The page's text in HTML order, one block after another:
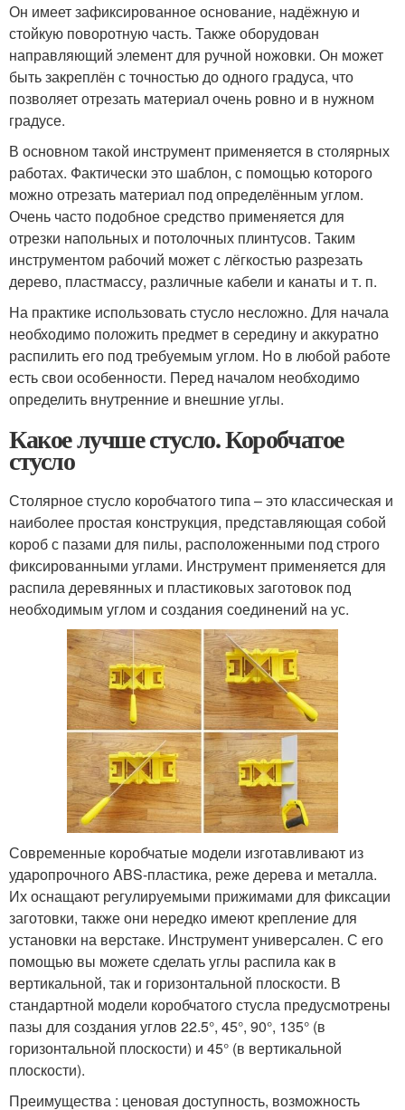
Он имеет зафиксированное основание, надёжную и
стойкую поворотную часть. Также оборудован
направляющий элемент для ручной ножовки. Он может
быть закреплён с точностью до одного градуса, что
позволяет отрезать материал очень ровно и в нужном
градусе.
В основном такой инструмент применяется в столярных
работах. Фактически это шаблон, с помощью которого
можно отрезать материал под определённым углом.
Очень часто подобное средство применяется для
отрезки напольных и потолочных плинтусов. Таким
инструментом рабочий может с лёгкостью разрезать
дерево, пластмассу, различные кабели и канаты и т. п.
На практике использовать стусло несложно. Для начала
необходимо положить предмет в середину и аккуратно
распилить его под требуемым углом. Но в любой работе
есть свои особенности. Перед началом необходимо
определить внутренние и внешние углы.
Какое лучше стусло. Коробчатое
стусло
Столярное стусло коробчатого типа – это классическая и
наиболее простая конструкция, представляющая собой
короб с пазами для пилы, расположенными под строго
фиксированными углами. Инструмент применяется для
распила деревянных и пластиковых заготовок под
необходимым углом и создания соединений на ус.
Современные коробчатые модели изготавливают из
ударопрочного ABS-пластика, реже дерева и металла.
Их оснащают регулируемыми прижимами для фиксации
заготовки, также они нередко имеют крепление для
установки на верстаке. Инструмент универсален. С его
помощью вы можете сделать углы распила как в
вертикальной, так и горизонтальной плоскости. В
стандартной модели коробчатого стусла предусмотрены
пазы для создания углов 22.5°, 45°, 90°, 135° (в
горизонтальной плоскости) и 45° (в вертикальной
плоскости).
Преимущества : ценовая доступность, возможность